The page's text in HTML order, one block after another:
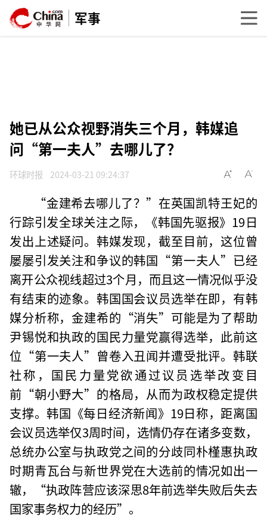
军事
她已从公众视野消失三个月，韩媒追
问“第一夫人”去哪儿了？
环球时报 2024-03-21 09:24:37
“金建希去哪儿了？”在英国凯特王妃的
行踪引发全球关注之际，《韩国先驱报》19日
发出上述疑问。韩媒发现，截至目前，这位曾
屡屡引发关注和争议的韩国“第一夫人”已经
离开公众视线超过3个月，而且这一情况似乎没
有结束的迹象。韩国国会议员选举在即，有韩
媒分析称，金建希的“消失”可能是为了帮助
尹锡悦和执政的国民力量党赢得选举，此前这
位“第一夫人”曾卷入丑闻并遭受批评。韩联
社称，国民力量党欲通过议员选举改变目
前“朝小野大”的格局，从而为政权稳定提供
支撑。韩国《每日经济新闻》19日称，距离国
会议员选举仅3周时间，选情仍存在诸多变数，
总统办公室与执政党之间的分歧同朴槿惠执政
时期青瓦台与新世界党在大选前的情况如出一
辙，“执政阵营应该深思8年前选举失败后失去
国家事务权力的经历”。